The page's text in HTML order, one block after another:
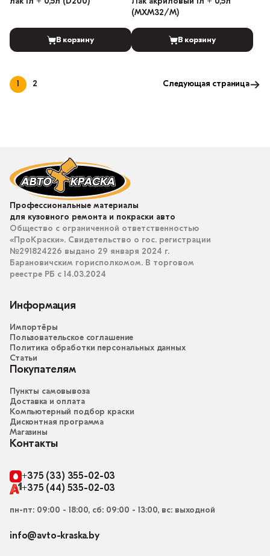
В корзину
(MXM32/M)
В корзину
1 2 Следующая страница
Профессиональные материалы
для кузовного ремонта и покраски авто
Общество с ограниченной ответственностью
«ПроКраски». Свидетельство о гос. регистрации
№291824226 выдано 29 января 2024 г.
Барановичским горисполкомом. В торговом
реестре РБ с 14.03.2024
Информация
Импортёры
Пользовательское соглашение
Политика обработки персональных данных
Статьи
Покупателям
Пункты самовывоза
Доставка и оплата
Компьютерный подбор краски
Дисконтная программа
Магазины
Контакты
+375 (33) 355-02-03
+375 (44) 535-02-03
пн-пт: 09:00 - 18:00, сб: 09:00 - 13:00, вс: выходной
info@avto-kraska.by